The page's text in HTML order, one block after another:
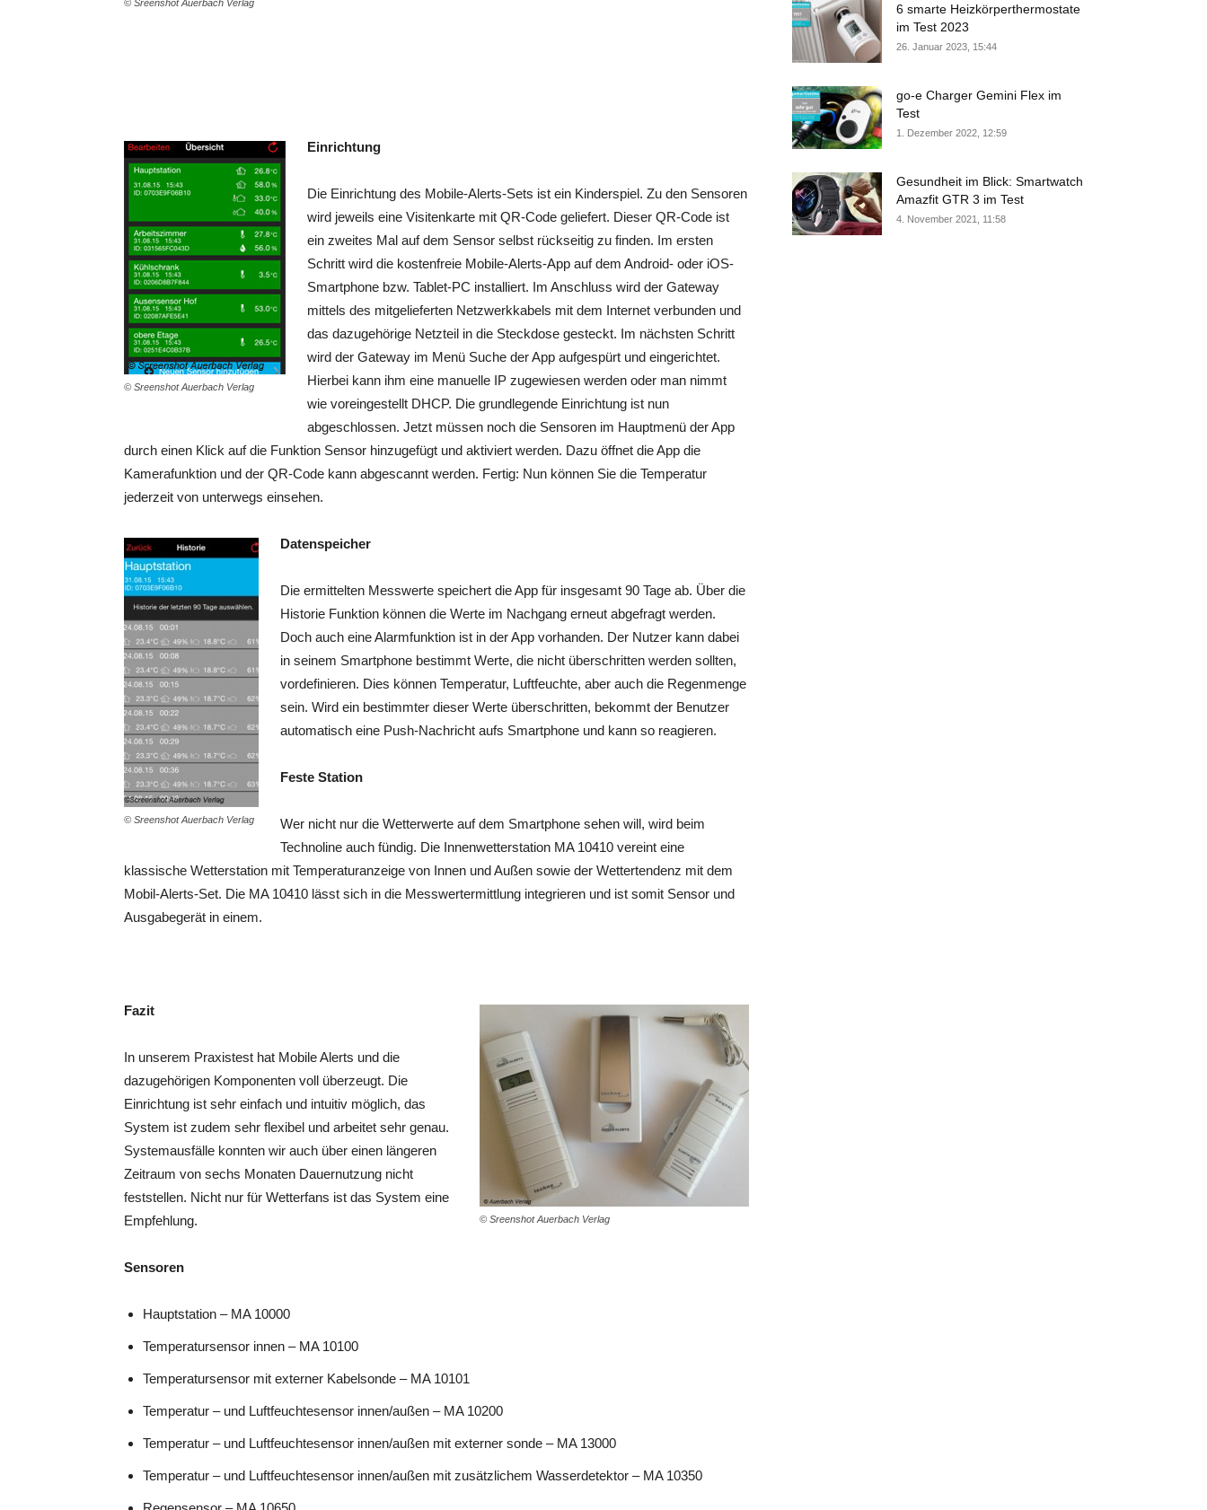
© Sreenshot Auerbach Verlag
© Sreenshot Auerbach Verlag
Einrichtung
Die Einrichtung des Mobile-Alerts-Sets ist ein Kinderspiel. Zu den Sensoren
wird jeweils eine Visitenkarte mit QR-Code geliefert. Dieser QR-Code ist
ein zweites Mal auf dem Sensor selbst rückseitig zu finden. Im ersten
Schritt wird die kostenfreie Mobile-Alerts-App auf dem Android- oder iOS-
Smartphone bzw. Tablet-PC installiert. Im Anschluss wird der Gateway
mittels des mitgelieferten Netzwerkkabels mit dem Internet verbunden und
das dazugehörige Netzteil in die Steckdose gesteckt. Im nächsten Schritt
wird der Gateway im Menü Suche der App aufgespürt und eingerichtet.
Hierbei kann ihm eine manuelle IP zugewiesen werden oder man nimmt
wie voreingestellt DHCP. Die grundlegende Einrichtung ist nun
abgeschlossen. Jetzt müssen noch die Sensoren im Hauptmenü der App
durch einen Klick auf die Funktion Sensor hinzugefügt und aktiviert werden. Dazu öffnet die App die
Kamerafunktion und der QR-Code kann abgescannt werden. Fertig: Nun können Sie die Temperatur
jederzeit von unterwegs einsehen.
© Sreenshot Auerbach Verlag
Datenspeicher
Die ermittelten Messwerte speichert die App für insgesamt 90 Tage ab. Über die
Historie Funktion können die Werte im Nachgang erneut abgefragt werden.
Doch auch eine Alarmfunktion ist in der App vorhanden. Der Nutzer kann dabei
in seinem Smartphone bestimmt Werte, die nicht überschritten werden sollten,
vordefinieren. Dies können Temperatur, Luftfeuchte, aber auch die Regenmenge
sein. Wird ein bestimmter dieser Werte überschritten, bekommt der Benutzer
automatisch eine Push-Nachricht aufs Smartphone und kann so reagieren.
Feste Station
Wer nicht nur die Wetterwerte auf dem Smartphone sehen will, wird beim
Technoline auch fündig. Die Innenwetterstation MA 10410 vereint eine
klassische Wetterstation mit Temperaturanzeige von Innen und Außen sowie der Wettertendenz mit dem
Mobil-Alerts-Set. Die MA 10410 lässt sich in die Messwertermittlung integrieren und ist somit Sensor und
Ausgabegerät in einem.
© Sreenshot Auerbach Verlag
Fazit
In unserem Praxistest hat Mobile Alerts und die
dazugehörigen Komponenten voll überzeugt. Die
Einrichtung ist sehr einfach und intuitiv möglich, das
System ist zudem sehr flexibel und arbeitet sehr genau.
Systemausfälle konnten wir auch über einen längeren
Zeitraum von sechs Monaten Dauernutzung nicht
feststellen. Nicht nur für Wetterfans ist das System eine
Empfehlung.
Sensoren
Hauptstation – MA 10000
Temperatursensor innen – MA 10100
Temperatursensor mit externer Kabelsonde – MA 10101
Temperatur – und Luftfeuchtesensor innen/außen – MA 10200
Temperatur – und Luftfeuchtesensor innen/außen mit externer sonde – MA 13000
Temperatur – und Luftfeuchtesensor innen/außen mit zusätzlichem Wasserdetektor – MA 10350
6 smarte Heizkörperthermostate
im Test 2023
26. Januar 2023, 15:44
go-e Charger Gemini Flex im
Test
1. Dezember 2022, 12:59
Gesundheit im Blick: Smartwatch
Amazfit GTR 3 im Test
4. November 2021, 11:58